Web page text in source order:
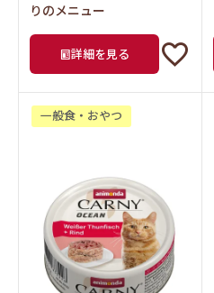
りのメニュー
詳細を見る
一般食・おやつ